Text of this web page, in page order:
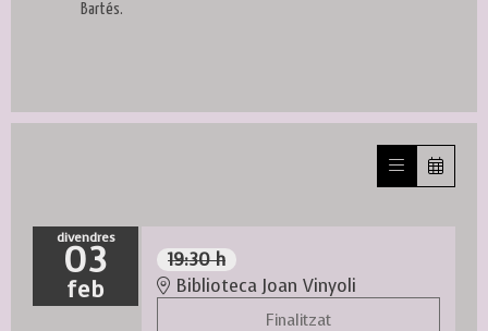
Bartés.
divendres
03
feb
19:30 h
Biblioteca Joan Vinyoli
Finalitzat